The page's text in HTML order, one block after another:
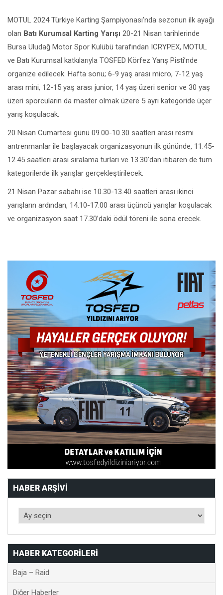
MOTUL 2024 Türkiye Karting Şampiyonası’nda sezonun ilk ayağı
olan Batı Kurumsal Karting Yarışı 20-21 Nisan tarihlerinde
Bursa Uludağ Motor Spor Kulübü tarafından ICRYPEX, MOTUL
ve Batı Kurumsal katkılarıyla TOSFED Körfez Yarış Pisti’nde
organize edilecek. Hafta sonu; 6-9 yaş arası micro, 7-12 yaş
arası mini, 12-15 yaş arası junior, 14 yaş üzeri senior ve 30 yaş
üzeri sporcuların da master olmak üzere 5 ayrı kategoride üçer
yarış koşulacak.
20 Nisan Cumartesi günü 09.00-10.30 saatleri arası resmi
antrenmanlar ile başlayacak organizasyonun ilk gününde, 11.45-
12.45 saatleri arası sıralama turları ve 13.30’dan itibaren de tüm
kategorilerde ilk yarışlar gerçekleştirilecek.
21 Nisan Pazar sabahı ise 10.30-13.40 saatleri arası ikinci
yarışların ardından, 14.10-17.00 arası üçüncü yarışlar koşulacak
ve organizasyon saat 17.30’daki ödül töreni ile sona erecek.
HABER ARŞIVI
HABER KATEGORILERI
Baja – Raid
Diğer Haberler